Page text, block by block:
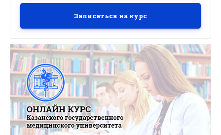
Записаться на курс